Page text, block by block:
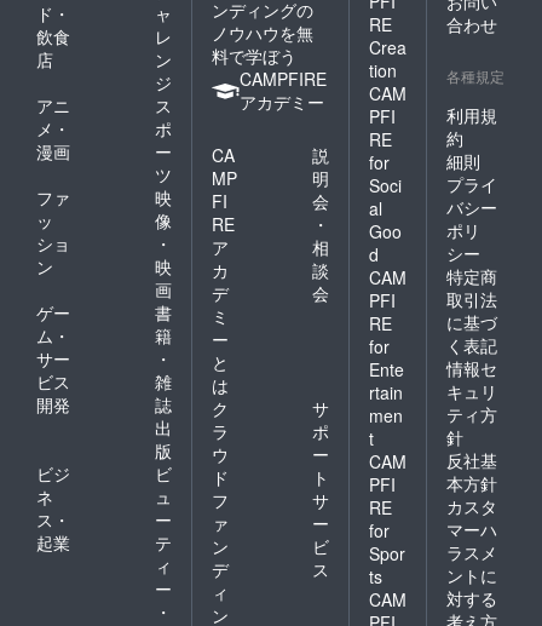
（リク
エスト
「御子
様に生
声で収
録して
いただ
くお礼
ボイス
です。
お名前
の読み
上げ、
セリフ
内容の
リクエ
ストに
対応い
たしま
す。 リ
クエス
トがあ
る場合
は備考
欄にて
お知ら
せくだ
さい。
（セリ
フ本文
ト及
び、CV
声優
倉ゅ
い」様
のサイ
ンが
入った
色紙で
す。
（イラ
スト担
当：c.
ぱふぇ
様） ■
ディア
ちゃん
からの
お礼ボ
イス
（リク
エスト
可）
倉ゅ
い」様
に生声
で収録
してい
ただく
送りい
たしま
載をご
れるお
名前を
備考欄
にご記
入くだ
さい。
■彩夢ひ
な様サ
イン入
りイラ
スト色
紙 「ア
ちゃ
ん」の
イラス
ト及
び、CV
ご担当
声優
「彩夢
ひな」
様のサ
インが
入った
色紙で
す。
ストが
描かれ
リル
ルダー
です。
（イラ
スト担
当：二
股試験
管様）
■感謝状
（お名
前入
り、
A4） お
名前を
記載し
た感謝
状をお
送りい
たしま
す。 記
載をご
希望さ
れるお
名前を
備考欄
にご記
入くだ
さい。
かれた
大きな
ルスタ
す。
（イラ
スト担
当：ぱ
るとね
る様）
■「クロ
ワちゃ
ん」ア
クリル
キーホ
ルダー
「クロ
ワちゃ
ん」の
SDイラ
ストが
描かれ
たアク
リル
キーホ
ルダー
です。
（イラ
スト担
当：二
股試験
る様）
ド・
飲食
店
ャ
レ
ン
ジ
アニ
メ・
漫画
ス
ポ
ー
ツ
ファ
ッ
ショ
ン
映
像
・
映
画
ゲー
ム・
サー
ビス
開発
書
籍
・
雑
誌
出
版
ビジ
ネ
ス・
起業
ビ
ュ
ー
テ
ィ
ー
・
ンディングの
ノウハウを無
料で学ぼう
CAMPFIRE
アカデミー
CA
MP
FI
RE
ア
カ
デ
ミ
ー
と
は
説
明
会
・
相
談
会
ク
ラ
ウ
ド
フ
ァ
ン
デ
ィ
ン
サ
ポ
ー
ト
サ
ー
ビ
ス
RE
Crea
tion
CAM
PFI
RE
for
Soci
al
Goo
d
CAM
PFI
RE
for
Ente
rtain
men
t
CAM
PFI
RE
for
Spor
ts
CAM
合わせ
各種規定
利用規
約
細則
プライ
バシー
ポリ
シー
特定商
取引法
に基づ
く表記
情報セ
キュリ
ティ方
針
反社基
本方針
カスタ
マーハ
ラスメ
ントに
対する
考え方